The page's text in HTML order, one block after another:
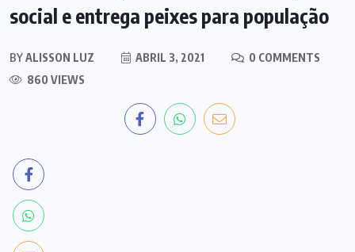
social e entrega peixes para população
BYALISSON LUZ ABRIL 3, 2021
0 COMMENTS
860 VIEWS